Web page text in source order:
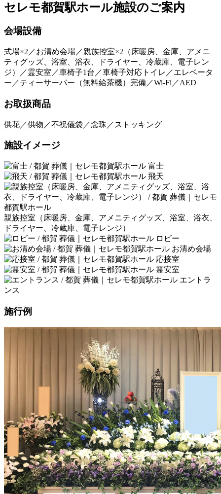
セレモ都賀駅ホール施設のご案内
会場設備
式場×2／お清め会場／親族控室×2（床暖房、金庫、アメニ
ティグッズ、浴室、浴衣、ドライヤー、冷蔵庫、電子レン
ジ）／霊安室／車椅子1台／車椅子対応トイレ／エレベータ
ー／ティーサーバー（無料給茶機）完備／Wi-Fi／AED
お取扱商品
供花／供物／不祝儀袋／念珠／ストッキング
施設イメージ
富士
飛天
親族控室（床暖房、金庫、アメニティグッズ、浴室、浴衣、
ドライヤー、冷蔵庫、電子レンジ）
ロビー
お清め会場
応接室
霊安室
エントラ
ンス
施行例